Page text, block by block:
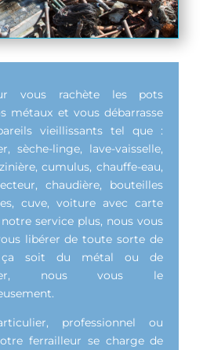
vous rachète les pots
métaux et vous débarrasse
vieillissants tel que :
sèche-linge, lave-vaisselle,
cumulus, chauffe-eau,
chaudière, bouteilles
cuve, voiture avec carte
service plus, nous vous
libérer de toute sorte de
ça soit du métal ou de
nous vous le
professionnel ou
ferrailleur se charge de